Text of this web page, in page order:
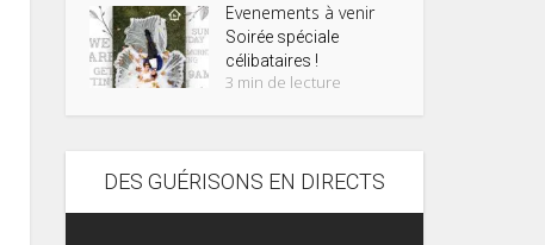
Evenements à venir
Soirée spéciale
célibataires !
3 min de lecture
DES GUÉRISONS EN DIRECTS